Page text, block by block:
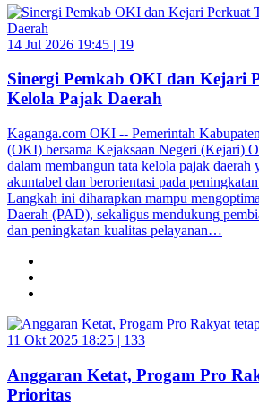
14 Jul 2026 19:45 | 19
Sinergi Pemkab OKI dan Kejari
Kelola Pajak Daerah
Kaganga.com OKI -- Pemerintah
(OKI) bersama Kejaksaan Negeri (Kejari)
dalam membangun tata kelola pajak daerah
akuntabel dan berorientasi pada
Langkah ini diharapkan mampu
Daerah (PAD), sekaligus mendukung
dan peningkatan kualitas pelayanan…
11 Okt 2025 18:25 | 133
Anggaran Ketat, Progam Pro
Prioritas